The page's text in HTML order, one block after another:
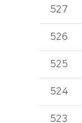
527
526
525
524
523